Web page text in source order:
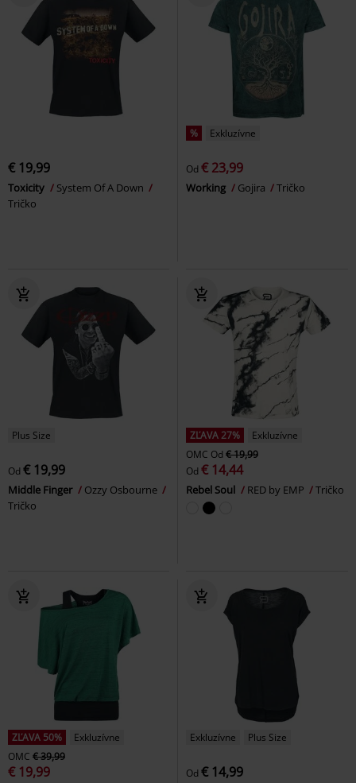
€ 19,99
Toxicity
System Of A Down
Tričko
% Exkluzívne
Od € 23,99
Working Gojira Tričko
Plus Size
Od € 19,99
Middle Finger
Ozzy Osbourne
Tričko
ZĽAVA 27%
Exkluzívne
OMC Od € 19,99
Od € 14,44
Rebel Soul RED by EMP Tričko
ZĽAVA 50%
Exkluzívne
OMC € 39,99
€ 19,99
Exkluzívne Plus Size
Od € 14,99